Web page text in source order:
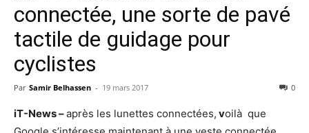
connectée, une sorte de pavé
tactile de guidage pour
cyclistes
Par Samir Belhassen - 19 mars 2017 0
iT-News –après les lunettes connectées, voilà que